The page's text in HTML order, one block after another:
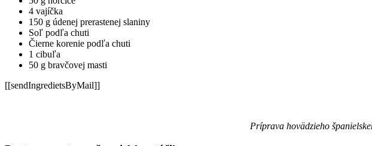
4 vajíčka
150 g údenej prerastenej slaniny
Soľ podľa chuti
Čierne korenie podľa chuti
1 cibuľa
50 g bravčovej masti
[[sendIngredietsByMail]]
Príprava hovädzieho